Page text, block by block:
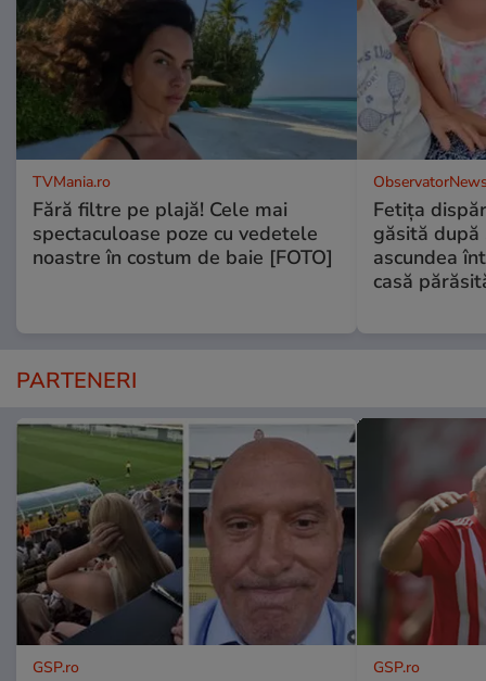
TVMania.ro
Fără filtre pe plajă! Cele mai
spectaculoase poze cu vedetele
noastre în costum de baie [FOTO]
Fetiţa
găsită după
ascundea
casă
PARTENERI
GSP.ro GSP.ro